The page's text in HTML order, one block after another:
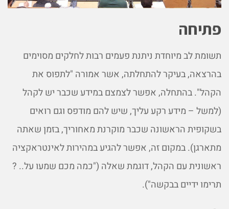
פתיחה
תשומת לב מיוחדת ניתנת פעמים רבות לחלקים מסוימים
בהרצאה, בעיקר להתחלתה, אשר אמורה "לתפוס את
הקהל". בהתחלה, אפשר לצמצם במידע שכבר יש לקהל
(למשל – מידע רקע עליך, שיש להם מודפס וגם רואים
בשקופית הראשונה שכבר מוקרנת מאחוריך, בזמן שאתה
מתארגן). במקום זה, אפשר להגיע במהירות לאינטראקציה
ראשונית עם הקהל, דוגמת שאלה ("כמה מכם שמעו על.. ?
תרימו ידיים בבקשה").